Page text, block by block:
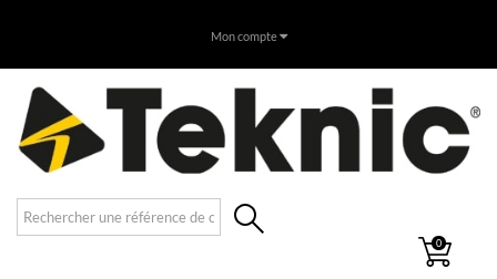
Mon compte
0